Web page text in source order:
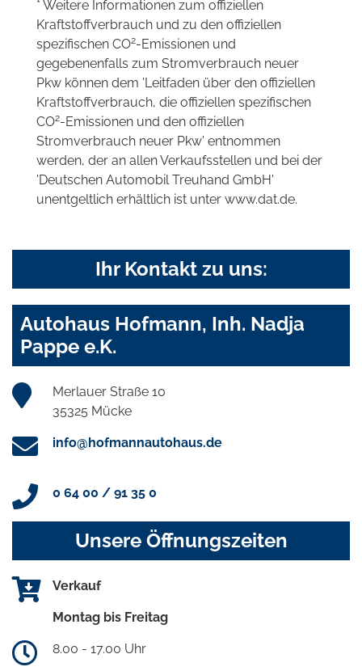
* Weitere Informationen zum offiziellen
Kraftstoffverbrauch und zu den offiziellen
spezifischen CO2-Emissionen und
gegebenenfalls zum Stromverbrauch neuer
Pkw können dem 'Leitfaden über den offiziellen
Kraftstoffverbrauch, die offiziellen spezifischen
CO2-Emissionen und den offiziellen
Stromverbrauch neuer Pkw' entnommen
werden, der an allen Verkaufsstellen und bei der
'Deutschen Automobil Treuhand GmbH'
unentgeltlich erhältlich ist unter www.dat.de.
Ihr Kontakt zu uns:
Autohaus Hofmann, Inh. Nadja
Pappe e.K.
Merlauer Straße 10
35325 Mücke
info@hofmannautohaus.de
0 64 00 / 91 35 0
Unsere Öffnungszeiten
Verkauf
Montag bis Freitag
8.00 - 17.00 Uhr